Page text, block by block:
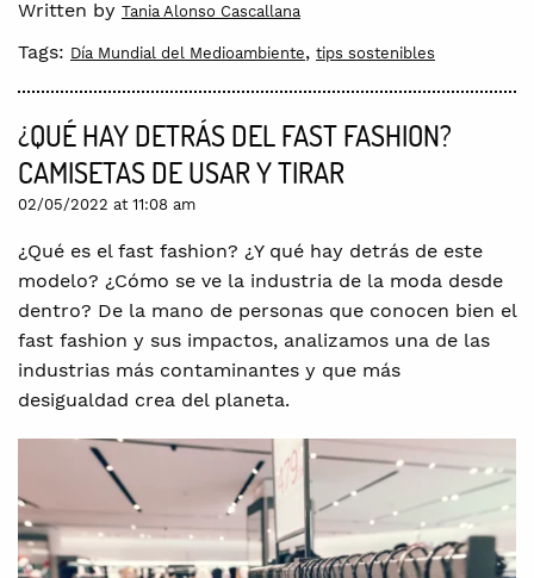
Written by Tania Alonso Cascallana
Tags: Día Mundial del Medioambiente, tips sostenibles
¿QUÉ HAY DETRÁS DEL FAST FASHION?
CAMISETAS DE USAR Y TIRAR
02/05/2022 at 11:08 am
¿Qué es el fast fashion? ¿Y qué hay detrás de este
modelo? ¿Cómo se ve la industria de la moda desde
dentro? De la mano de personas que conocen bien el
fast fashion y sus impactos, analizamos una de las
industrias más contaminantes y que más
desigualdad crea del planeta.